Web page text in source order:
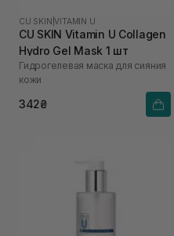
CU SKIN |VITAMIN U
CU SKIN Vitamin U Collagen
Hydro Gel Mask 1 шт
Гидрогелевая маска для сияния
кожи
342₴